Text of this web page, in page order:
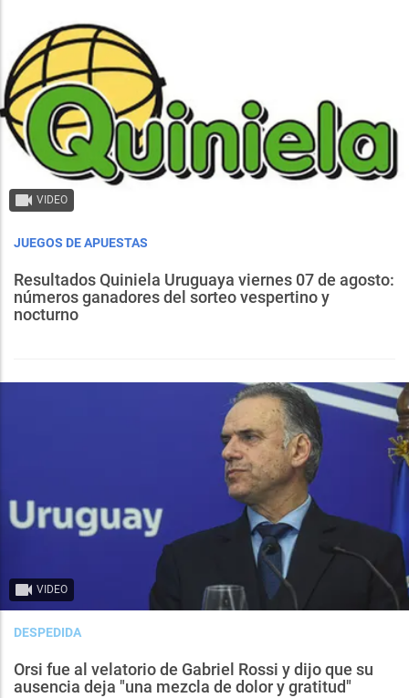
VIDEO
JUEGOS DE APUESTAS
Resultados Quiniela Uruguaya viernes 07 de agosto:
números ganadores del sorteo vespertino y
nocturno
VIDEO
DESPEDIDA
Orsi fue al velatorio de Gabriel Rossi y dijo que su
ausencia deja "una mezcla de dolor y gratitud"